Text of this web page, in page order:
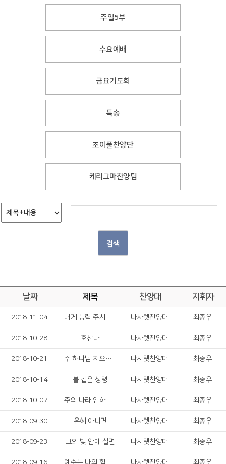
주일5부
수요예배
금요기도회
특송
조이풀찬양단
케리그마찬양팀
검색
날짜 제목 찬양대 지휘자
2018-11-04 내게 능력 주시는 자 안에서 나사렛찬양대 최종우
2018-10-28 호산나 나사렛찬양대 최종우
2018-10-21 주 하나님 지으신 모든 세계 나사렛찬양대 최종우
2018-10-14 불 같은 성령 나사렛찬양대 최종우
2018-10-07 주의 나라 임하소서 나사렛찬양대 최종우
2018-09-30 은혜 아니면 나사렛찬양대 최종우
2018-09-23 그의 빛 안에 살면 나사렛찬양대 최종우